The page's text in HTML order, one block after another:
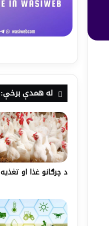
له همدې برخې:
د چرګانو غذا او تغذیه